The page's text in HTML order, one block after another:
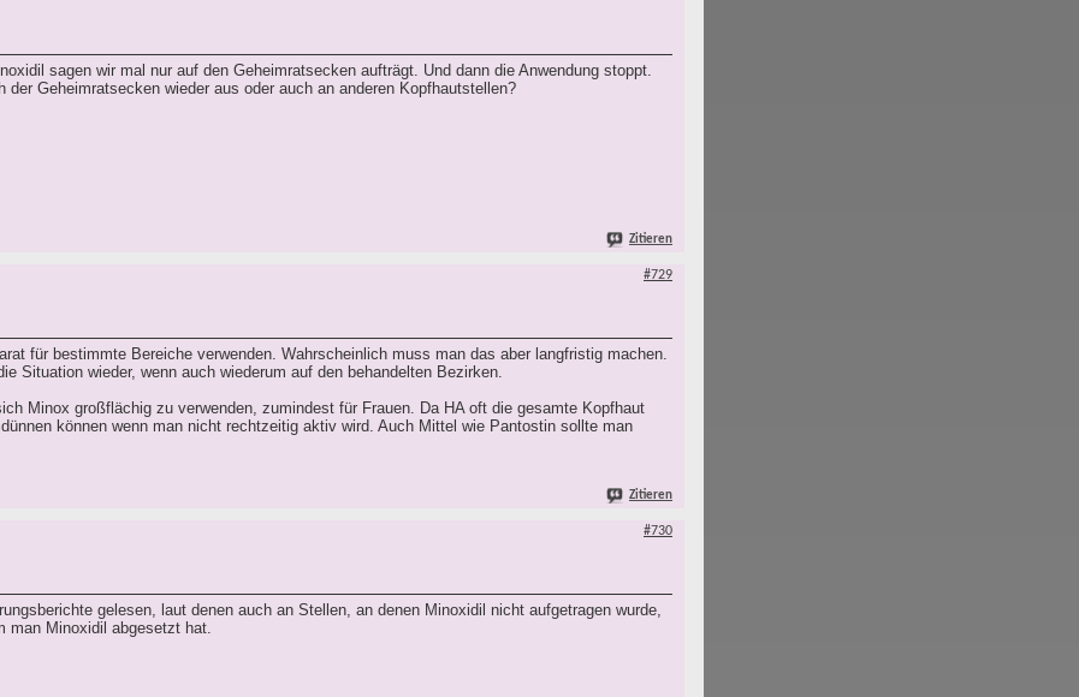
sagen wir mal nur auf den Geheimratsecken aufträgt. Und dann die Anwendung stoppt.
der Geheimratsecken wieder aus oder auch an anderen Kopfhautstellen?
Zitieren
#729
für bestimmte Bereiche verwenden. Wahrscheinlich muss man das aber langfristig machen.
Situation wieder, wenn auch wiederum auf den behandelten Bezirken.
Minox großflächig zu verwenden, zumindest für Frauen. Da HA oft die gesamte Kopfhaut
können wenn man nicht rechtzeitig aktiv wird. Auch Mittel wie Pantostin sollte man
Zitieren
#730
gelesen, laut denen auch an Stellen, an denen Minoxidil nicht aufgetragen wurde,
man Minoxidil abgesetzt hat.